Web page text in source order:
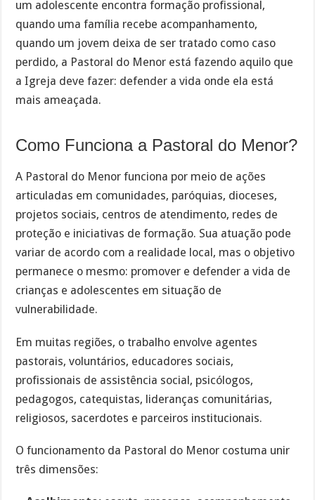
um adolescente encontra formação profissional,
quando uma família recebe acompanhamento,
quando um jovem deixa de ser tratado como caso
perdido, a Pastoral do Menor está fazendo aquilo que
a Igreja deve fazer: defender a vida onde ela está
mais ameaçada.
Como Funciona a Pastoral do Menor?
A Pastoral do Menor funciona por meio de ações
articuladas em comunidades, paróquias, dioceses,
projetos sociais, centros de atendimento, redes de
proteção e iniciativas de formação. Sua atuação pode
variar de acordo com a realidade local, mas o objetivo
permanece o mesmo: promover e defender a vida de
crianças e adolescentes em situação de
vulnerabilidade.
Em muitas regiões, o trabalho envolve agentes
pastorais, voluntários, educadores sociais,
profissionais de assistência social, psicólogos,
pedagogos, catequistas, lideranças comunitárias,
religiosos, sacerdotes e parceiros institucionais.
O funcionamento da Pastoral do Menor costuma unir
três dimensões: